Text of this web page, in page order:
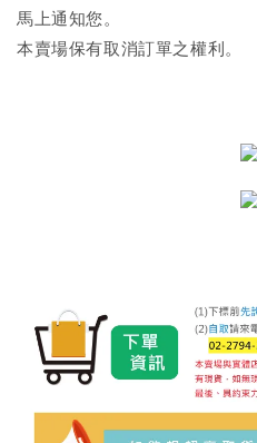
馬上通知您。
本賣場保有取消訂單之權利。